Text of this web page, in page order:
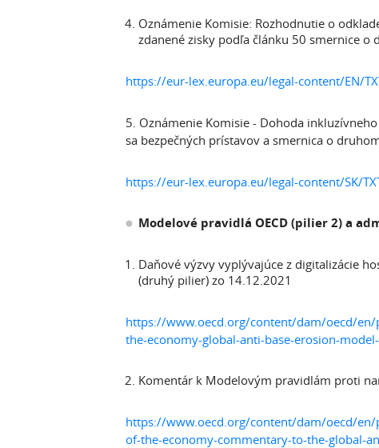
Oznámenie Komisie: Rozhodnutie o
zdanené zisky podľa článku 50 smernice o
https://eur-lex.europa.eu/legal-content/EN/
5. Oznámenie Komisie - Dohoda
sa bezpečných prístavov a smernica o
https://eur-lex.europa.eu/legal-content/SK/
Modelové pravidlá OECD (pilier 2) a
Daňové výzvy vyplývajúce z digitalizácie
(druhý pilier) zo 14.12.2021
https://www.oecd.org/content/dam/oecd/
the-economy-global-anti-base-erosion-
Komentár k Modelovým pravidlám proti
https://www.oecd.org/content/dam/oecd/
of-the-economy-commentary-to-the-global-